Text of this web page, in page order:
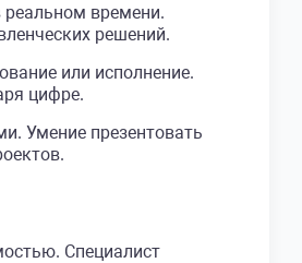
реальном времени.
решений.
или исполнение.
цифре.
Умение презентовать
Специалист